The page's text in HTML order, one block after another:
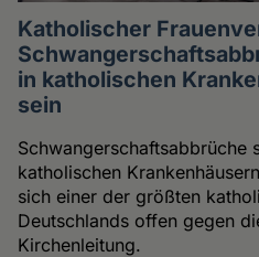
Katholischer
in katholischen
sein
Schwangerschaftsabbrüche
katholischen
sich einer der größten
Deutschlands offen gegen
Kirchenleitung.